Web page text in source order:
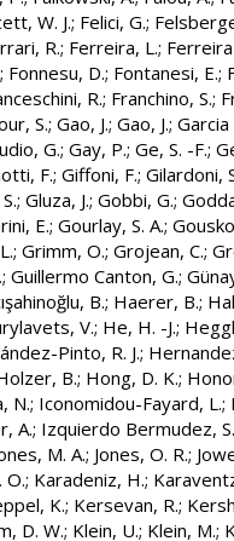
W. J.; Felici, G.;
R.; Ferreira, L.;
; Fonnesu, D.; Fontanesi, E.;
R.; Franchino, S.;
S.; Gao, J.; Gao, J.; Garcia
G.; Gay, P.; Ge, S. -F.;
F.; Giffoni, F.; Gilardoni,
; Gluza, J.; Gobbi, G.;
E.; Gourlay, S. A.;
; Grimm, O.; Grojean, C.;
; Guillermo Canton, G.;
B.; Haerer, B.;
V.; He, H. -J.;
Pinto, R. J.;
B.; Hong, D. K.;
N.; Iconomidou-Fayard, L.;
A.; Izquierdo Bermudez, S.
M. A.; Jones, O. R.;
O.; Karadeniz, H.;
K.; Kersevan, R.;
D. W.; Klein, U.; Klein, M.;